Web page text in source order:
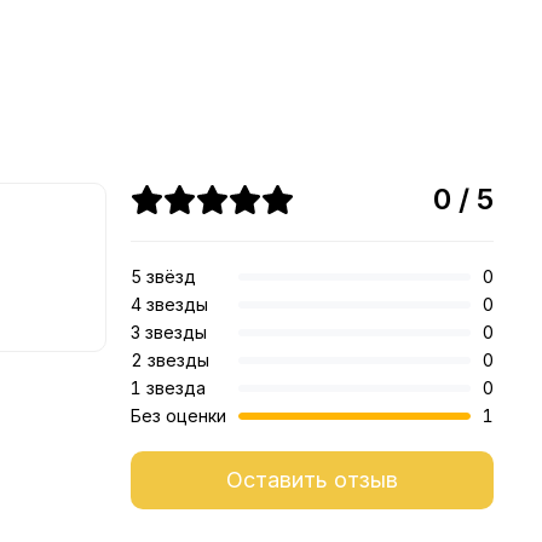
0 / 5
5 звёзд
0
4 звезды
0
3 звезды
0
2 звезды
0
1 звезда
0
Без оценки
1
Оставить отзыв